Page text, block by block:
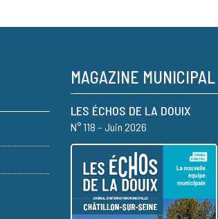
MAGAZINE MUNICIPAL
LES ÉCHOS DE LA DOUIX
N° 118 – Juin 2026